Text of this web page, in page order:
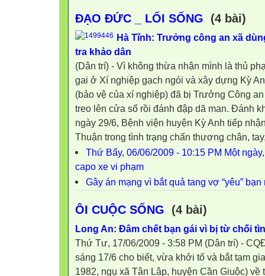
ĐẠO ĐỨC _ LỐI SỐNG (4 bài)
Hà Tĩnh: Trưởng công an xã
tra khảo dân
(Dân trí) - Vì không thừa nhận mình là thủ
gai ở Xí nghiệp gạch ngói và xây dựng Kỳ
(bảo vệ của xí nghiệp) đã bị Trưởng Công
treo lên cửa sổ rồi đánh đập dã man. Đánh
ngày 29/6, Bệnh viện huyện Kỳ Anh tiếp
Thuận trong tình trạng chấn thương chân,
Thứ Bẩy, 06/06/2009 - 10:15 PM Một
capo xe vi phạm
Gây án mạng vì bắt quả tang vợ “yêu” bạn
ÔI CUỘC SỐNG (4 bài)
Long An: Đâm chết bạn gái vì bị từ chối
Thứ Tư, 17/06/2009 - 3:58 PM (Dân trí) -
sáng 17/6 cho biết, vừa khởi tố và bắt tạm
1982, ngụ xã Tân Lập, huyện Cần Giuộc)